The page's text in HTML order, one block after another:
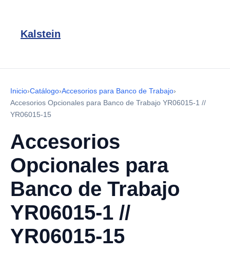
Kalstein
Inicio›Catálogo›Accesorios para Banco de Trabajo›
Accesorios Opcionales para Banco de Trabajo YR06015-1 //
YR06015-15
Accesorios
Opcionales para
Banco de Trabajo
YR06015-1 //
YR06015-15